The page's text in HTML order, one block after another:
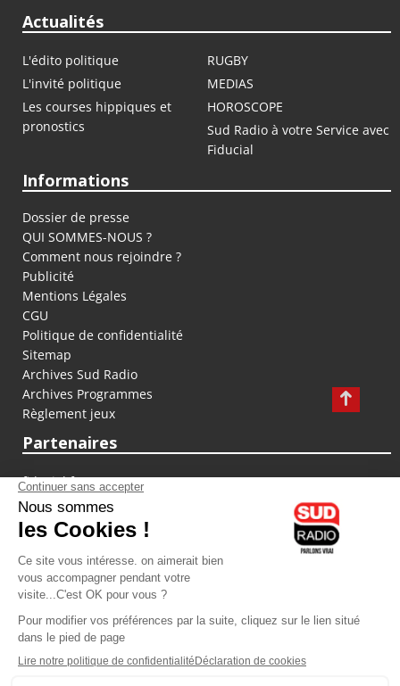
Actualités
L'édito politique
RUGBY
L'invité politique
MEDIAS
Les courses hippiques et
pronostics
HOROSCOPE
Sud Radio à votre Service avec
Fiducial
Informations
Dossier de presse
QUI SOMMES-NOUS ?
Comment nous rejoindre ?
Publicité
Mentions Légales
CGU
Politique de confidentialité
Sitemap
Archives Sud Radio
Archives Programmes
Règlement jeux
Partenaires
fiducial.fr
lyoncapitale.fr
olympique-et-lyonnais.com
L'application Iphone / Android
Téléchargez l'application
Les cookies